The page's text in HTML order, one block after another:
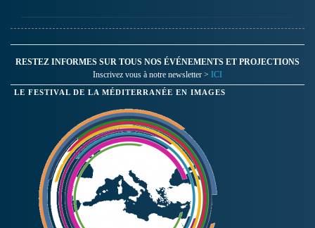
RESTEZ INFORMES SUR TOUS NOS ÉVÉNEMENTS ET PROJECTIONS
Inscrivez vous à notre newsletter > ICI
LE FESTIVAL DE LA MÉDITERRANÉE EN IMAGES